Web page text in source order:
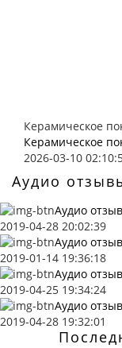
Керамическое
Керамическое
2026-03-10
Аудио
Аудио
2019-04-28 20:02:39
Аудио
2019-01-14 19:36:18
Аудио
2019-04-25 19:34:24
Аудио
2019-04-28 19:32:01